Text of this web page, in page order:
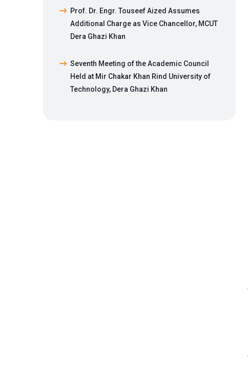
Prof. Dr. Engr. Touseef Aized Assumes
Additional Charge as Vice Chancellor, MCUT
Dera Ghazi Khan
Seventh Meeting of the Academic Council
Held at Mir Chakar Khan Rind University of
Technology, Dera Ghazi Khan